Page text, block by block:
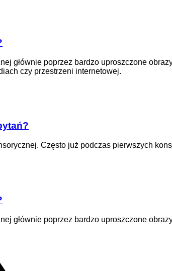
głównie poprzez bardzo uproszczone
czy przestrzeni internetowej.
Często już podczas pierwszych
głównie poprzez bardzo uproszczone